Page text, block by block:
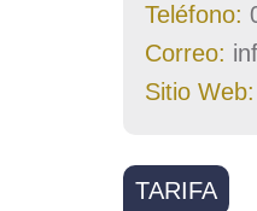
Teléfono:
Correo:
Sitio Web:
TARIFA